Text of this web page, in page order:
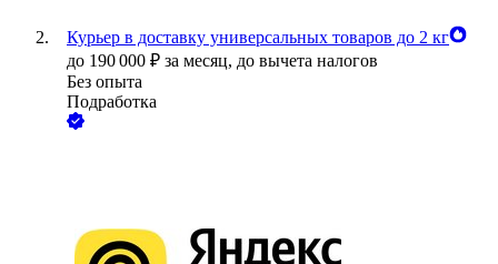
Курьер в доставку универсальных товаров до 2 кг
до 190 000 ₽ за месяц, до вычета налогов
Без опыта
Подработка